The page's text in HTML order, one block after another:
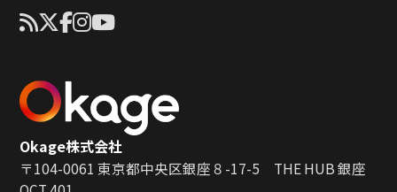
Okage株式会社
〒104-0061 東京都中央区銀座８-17-5 THE HUB 銀座